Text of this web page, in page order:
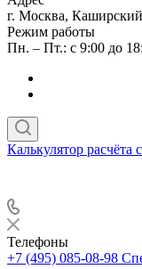
г. Москва,
Режим работы
Пн. – Пт.: с 9:00 до
Калькулятор расчёта
Телефоны
+7 (495) 085-08-98